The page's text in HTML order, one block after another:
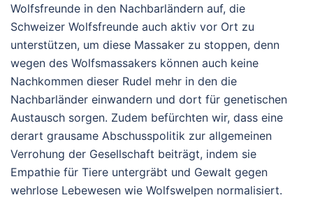
Wolfsfreunde in den Nachbarländern auf, die
Schweizer Wolfsfreunde auch aktiv vor Ort zu
unterstützen, um diese Massaker zu stoppen, denn
wegen des Wolfsmassakers können auch keine
Nachkommen dieser Rudel mehr in den die
Nachbarländer einwandern und dort für genetischen
Austausch sorgen. Zudem befürchten wir, dass eine
derart grausame Abschusspolitik zur allgemeinen
Verrohung der Gesellschaft beiträgt, indem sie
Empathie für Tiere untergräbt und Gewalt gegen
wehrlose Lebewesen wie Wolfswelpen normalisiert.